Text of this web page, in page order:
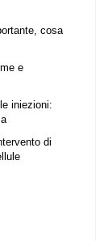
cosa
e
iniezioni:
di